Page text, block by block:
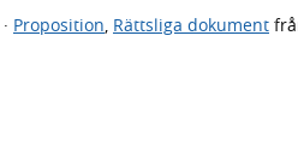
· Proposition, Rättsliga dokument